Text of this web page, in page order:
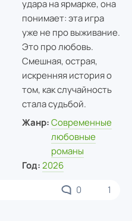
удара на ярмарке, она
понимает: эта игра
уже не про выживание.
Это про любовь.
Смешная, острая,
искренняя история о
том, как случайность
стала судьбой.
Жанр: Современные
любовные
романы
Год: 2026
0 1